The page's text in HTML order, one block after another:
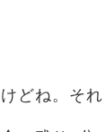
どね。そ